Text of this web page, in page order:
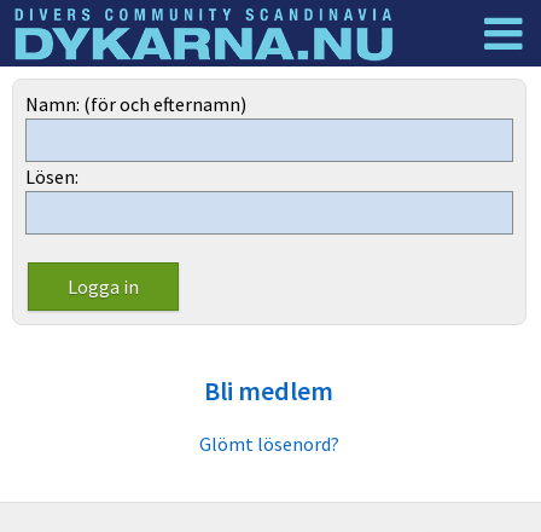
Dyknyheter
Namn: (för och efternamn)
Lösen:
Bli medlem
Glömt lösenord?